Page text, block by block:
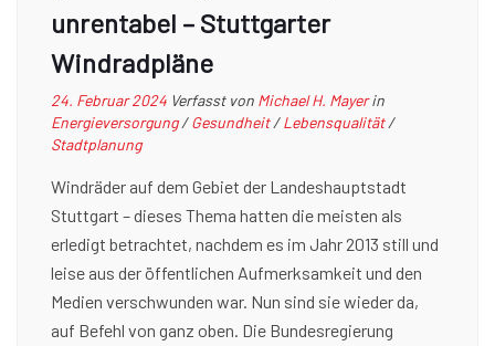
unrentabel – Stuttgarter
Windradpläne
24. Februar 2024 Verfasst von Michael H. Mayer in
Energieversorgung/Gesundheit/Lebensqualität/
Stadtplanung
Windräder auf dem Gebiet der Landeshauptstadt
Stuttgart – dieses Thema hatten die meisten als
erledigt betrachtet, nachdem es im Jahr 2013 still und
leise aus der öffentlichen Aufmerksamkeit und den
Medien verschwunden war. Nun sind sie wieder da,
auf Befehl von ganz oben. Die Bundesregierung